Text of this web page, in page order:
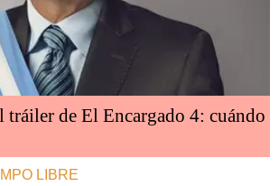
tráiler de El Encargado 4: cuándo
LIBRE